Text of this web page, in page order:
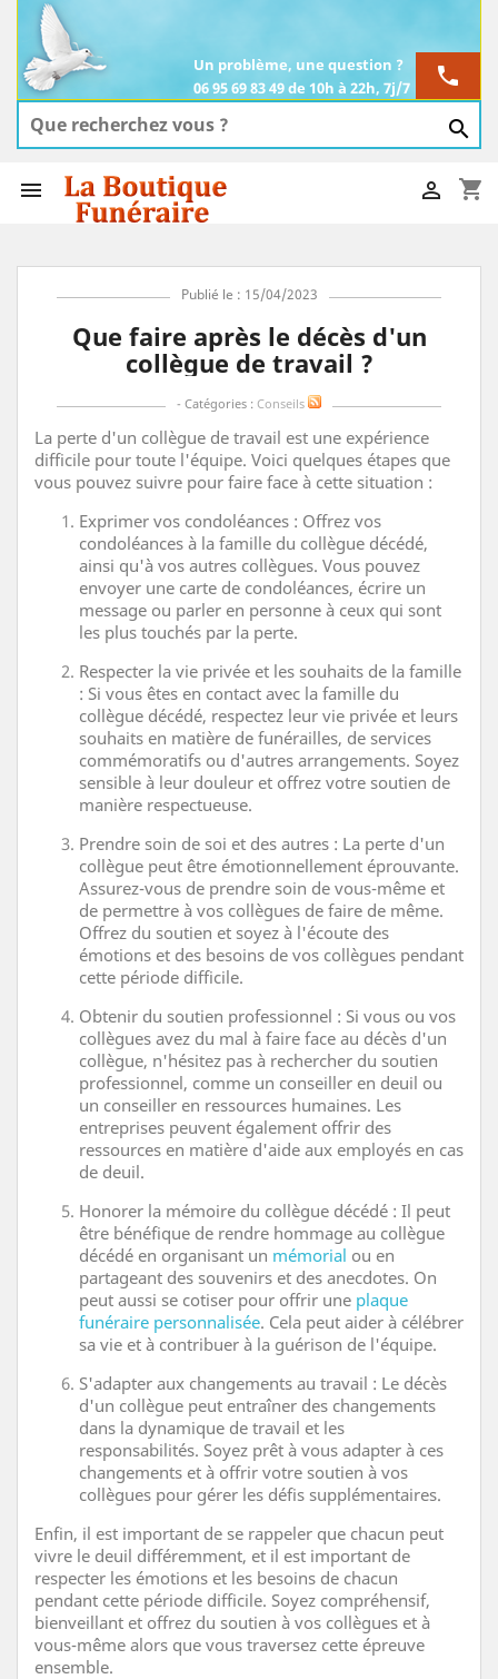
phone
Un problème, une question ?
06 95 69 83 49 de 10h à 22h, 7j/7

 shopping_cart

Publié le : 15/04/2023
Que faire après le décès d'un
collègue de travail ?
- Catégories : Conseils
La perte d'un collègue de travail est une expérience
difficile pour toute l'équipe. Voici quelques étapes que
vous pouvez suivre pour faire face à cette situation :
Exprimer vos condoléances : Offrez vos
condoléances à la famille du collègue décédé,
ainsi qu'à vos autres collègues. Vous pouvez
envoyer une carte de condoléances, écrire un
message ou parler en personne à ceux qui sont
les plus touchés par la perte.
Respecter la vie privée et les souhaits de la famille
: Si vous êtes en contact avec la famille du
collègue décédé, respectez leur vie privée et leurs
souhaits en matière de funérailles, de services
commémoratifs ou d'autres arrangements. Soyez
sensible à leur douleur et offrez votre soutien de
manière respectueuse.
Prendre soin de soi et des autres : La perte d'un
collègue peut être émotionnellement éprouvante.
Assurez-vous de prendre soin de vous-même et
de permettre à vos collègues de faire de même.
Offrez du soutien et soyez à l'écoute des
émotions et des besoins de vos collègues pendant
cette période difficile.
Obtenir du soutien professionnel : Si vous ou vos
collègues avez du mal à faire face au décès d'un
collègue, n'hésitez pas à rechercher du soutien
professionnel, comme un conseiller en deuil ou
un conseiller en ressources humaines. Les
entreprises peuvent également offrir des
ressources en matière d'aide aux employés en cas
de deuil.
Honorer la mémoire du collègue décédé : Il peut
être bénéfique de rendre hommage au collègue
décédé en organisant un mémorial ou en
partageant des souvenirs et des anecdotes. On
peut aussi se cotiser pour offrir une plaque
funéraire personnalisée. Cela peut aider à célébrer
sa vie et à contribuer à la guérison de l'équipe.
S'adapter aux changements au travail : Le décès
d'un collègue peut entraîner des changements
dans la dynamique de travail et les
responsabilités. Soyez prêt à vous adapter à ces
changements et à offrir votre soutien à vos
collègues pour gérer les défis supplémentaires.
Enfin, il est important de se rappeler que chacun peut
vivre le deuil différemment, et il est important de
respecter les émotions et les besoins de chacun
pendant cette période difficile. Soyez compréhensif,
bienveillant et offrez du soutien à vos collègues et à
vous-même alors que vous traversez cette épreuve
ensemble.